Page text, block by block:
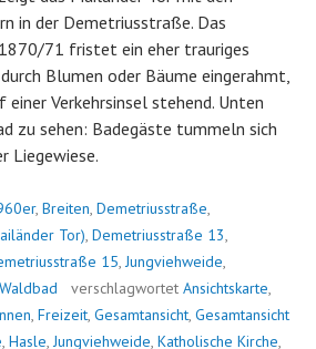
in der Demetriusstraße. Das
71 fristet ein eher trauriges
Blumen oder Bäume eingerahmt,
Verkehrsinsel stehend. Unten
zu sehen: Badegäste tummeln sich
Liegewiese.
, Breiten, Demetriusstraße,
Tor), Demetriusstraße 13,
15,Jungviehweide,
Waldbad verschlagwortet Ansichtskarte,
, Freizeit, Gesamtansicht, Gesamtansicht
, Hasle,Jungviehweide, Katholische Kirche,